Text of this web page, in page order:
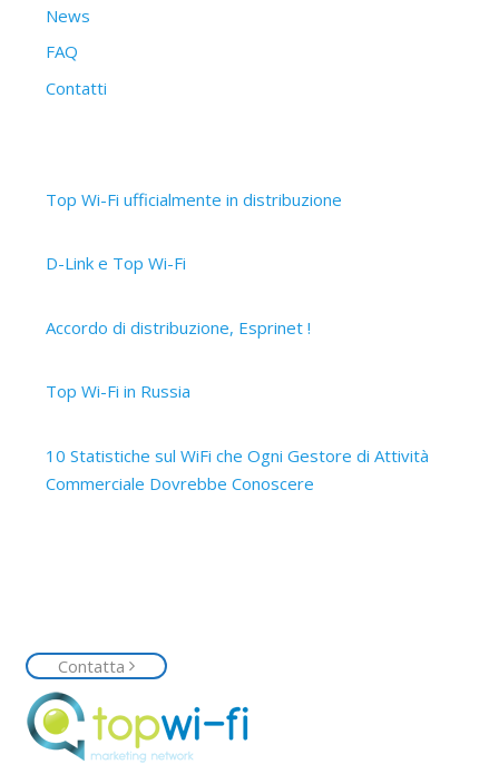
News
FAQ
Contatti
Top Wi-Fi ufficialmente in distribuzione
D-Link e Top Wi-Fi
Accordo di distribuzione, Esprinet !
Top Wi-Fi in Russia
10 Statistiche sul WiFi che Ogni Gestore di Attività
Commerciale Dovrebbe Conoscere
Contatta